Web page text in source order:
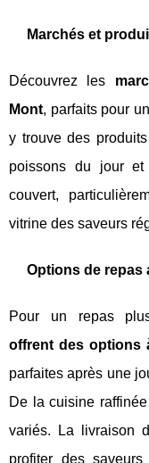
Marchés et
Découvrez les
Mont, parfaits pour
y trouve des
poissons du jour et
couvert,
vitrine des saveurs
Options de repas
Pour un repas
offrent des options
parfaites après une
De la cuisine
variés. La livraison
profiter des